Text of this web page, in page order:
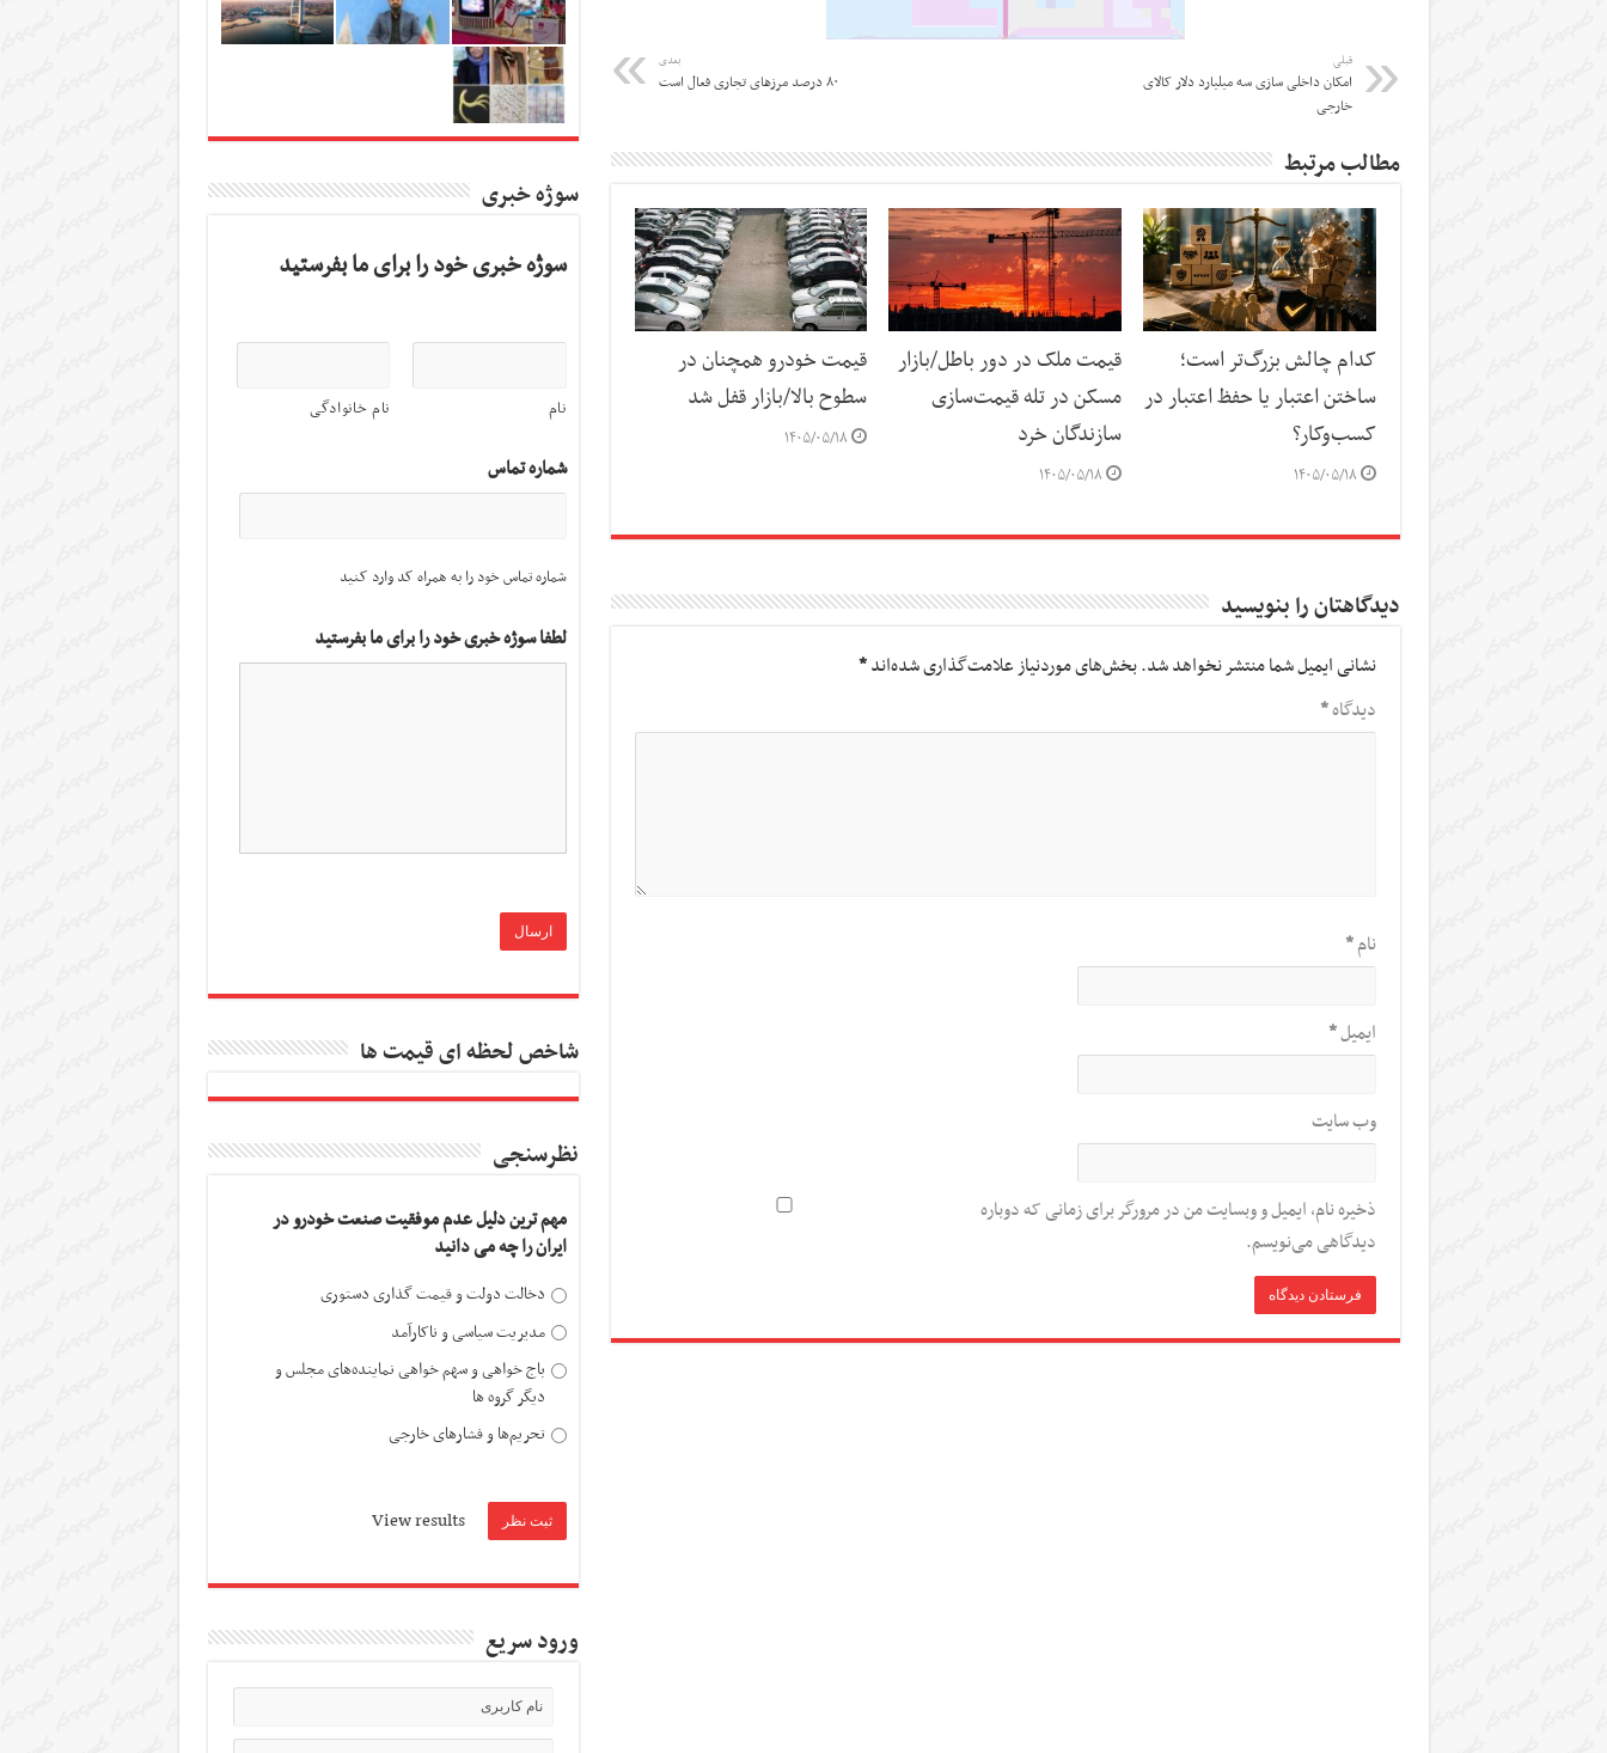
قبلی
امکان داخلی سازی سه میلیارد دلار کالای
خارجی
بعدی
۸۰ درصد مرزهای تجاری فعال است
مطالب مرتبط
کدام چالش بزرگ‌تر است؛
ساختن اعتبار یا حفظ اعتبار در
کسب‌وکار؟
۱۴۰۵/۰۵/۱۸
قیمت ملک در دور باطل/بازار
مسکن در تله قیمت‌سازی
سازندگان خرد
۱۴۰۵/۰۵/۱۸
قیمت خودرو همچنان در
سطوح بالا/بازار قفل شد
۱۴۰۵/۰۵/۱۸
دیدگاهتان را بنویسید
نشانی ایمیل شما منتشر نخواهد شد.بخش‌های موردنیاز علامت‌گذاری شده‌اند*
دیدگاه*
نام*
ایمیل*
وب‌ سایت
ذخیره نام، ایمیل و وبسایت من در مرورگر برای زمانی که دوباره
دیدگاهی می‌نویسم.
سوژه خبری
سوژه خبری خود را برای ما بفرستید
نام نام خانوادگی
شماره تماس
شماره تماس خود را به همراه کد وارد کنید
لطفا سوژه خبری خود را برای ما بفرستید
شاخص لحظه ای قیمت ها
نظرسنجی
مهم ترین دلیل عدم موفقیت صنعت خودرو در
ایران را چه می دانید
دخالت دولت و قیمت گذاری دستوری
مدیریت سیاسی و ناکارآمد
باج خواهی و سهم خواهی نماینده‌های مجلس و
دیگر گروه ها
تحریم‌ها و فشارهای خارجی
View results
ورود سریع